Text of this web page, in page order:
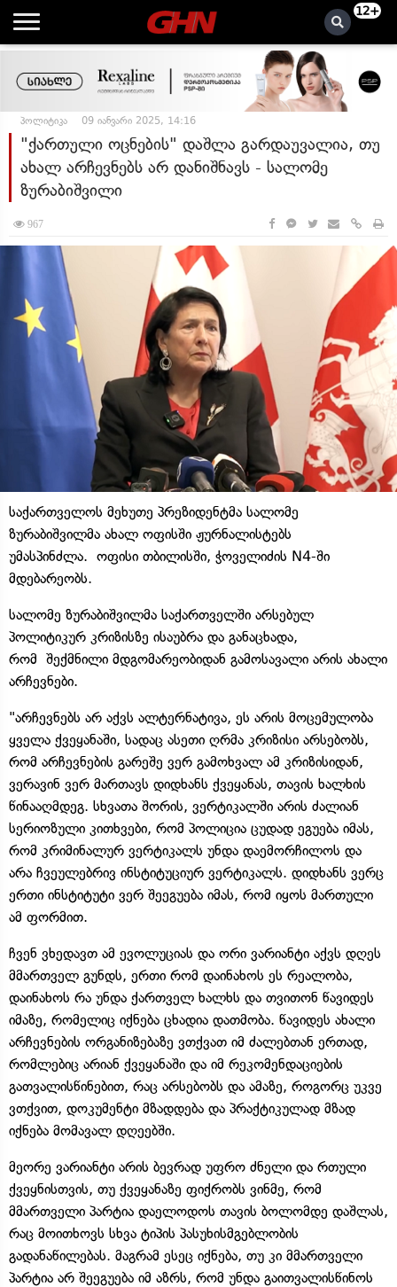
12+
პოლიტიკა 09 იანვარი 2025, 14:16
"ქართული ოცნების" დაშლა გარდაუვალია, თუ
ახალ არჩევნებს არ დანიშნავს - სალომე
ზურაბიშვილი
967
საქართველოს მეხუთე პრეზიდენტმა სალომე
ზურაბიშვილმა ახალ ოფისში ჟურნალისტებს
უმასპინძლა. ოფისი თბილისში, ჭოველიძის N4-ში
მდებარეობს.
სალომე ზურაბიშვილმა საქართველში არსებულ
პოლიტიკურ კრიზისზე ისაუბრა და განაცხადა,
რომ შექმნილი მდგომარეობიდან გამოსავალი არის ახალი
არჩევნები.
"არჩევნებს არ აქვს ალტერნატივა, ეს არის მოცემულობა
ყველა ქვეყანაში, სადაც ასეთი ღრმა კრიზისი არსებობს,
რომ არჩევნების გარეშე ვერ გამოხვალ ამ კრიზისიდან,
ვერავინ ვერ მართავს დიდხანს ქვეყანას, თავის ხალხის
წინააღმდეგ. სხვათა შორის, ვერტიკალში არის ძალიან
სერიოზული კითხვები, რომ პოლიცია ცუდად ეგუება იმას,
რომ კრიმინალურ ვერტიკალს უნდა დაემორჩილოს და
არა ჩვეულებრივ ინსტიტუციურ ვერტიკალს. დიდხანს ვერც
ერთი ინსტიტუტი ვერ შეეგუება იმას, რომ იყოს მართული
ამ ფორმით.
ჩვენ ვხედავთ ამ ევოლუციას და ორი ვარიანტი აქვს დღეს
მმართველ გუნდს, ერთი რომ დაინახოს ეს რეალობა,
დაინახოს რა უნდა ქართველ ხალხს და თვითონ წავიდეს
იმაზე, რომელიც იქნება ცხადია დათმობა. წავიდეს ახალი
არჩევნების ორგანიზებაზე ვთქვათ იმ ძალებთან ერთად,
რომლებიც არიან ქვეყანაში და იმ რეკომენდაციების
გათვალისწინებით, რაც არსებობს და ამაზე, როგორც უკვე
ვთქვით, დოკუმენტი მზადდება და პრაქტიკულად მზად
იქნება მომავალ დღეებში.
მეორე ვარიანტი არის ბევრად უფრო ძნელი და რთული
ქვეყნისთვის, თუ ქვეყანაზე ფიქრობს ვინმე, რომ
მმართველი პარტია დაელოდოს თავის ბოლომდე დაშლას,
რაც მოითხოვს სხვა ტიპის პასუხისმგებლობის
გადანაწილებას. მაგრამ ესეც იქნება, თუ კი მმართველი
პარტია არ შეეგუება იმ აზრს, რომ უნდა გაითვალისწინოს